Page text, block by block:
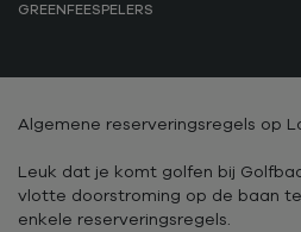
GREENFEESPELERS
Algemene reserveringsregels op
Leuk dat je komt golfen bij
vlotte doorstroming op de baan
enkele reserveringsregels.